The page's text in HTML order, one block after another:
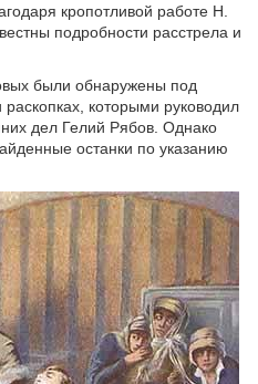
кропотливой работе Н.
подробности расстрела и
были обнаружены под
которыми руководил
дел Гелий Рябов. Однако
останки по указанию